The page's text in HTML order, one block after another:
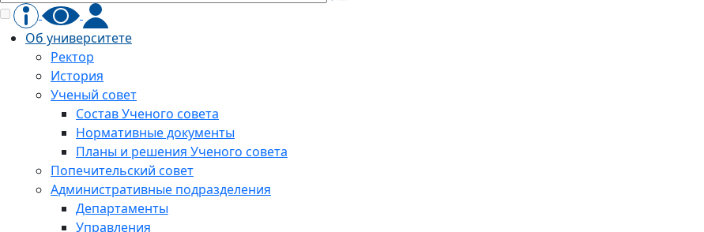
Об университете
Ректор
История
Ученый совет
Состав Ученого совета
Нормативные документы
Планы и решения Ученого совета
Попечительский совет
Административные подразделения
Департаменты
Управления